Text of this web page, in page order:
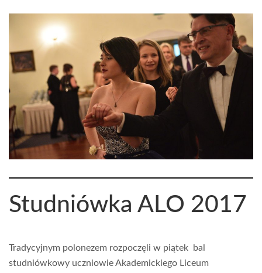
Studniówka ALO 2017
Tradycyjnym polonezem rozpoczęli w piątek bal
studniówkowy uczniowie Akademickiego Liceum